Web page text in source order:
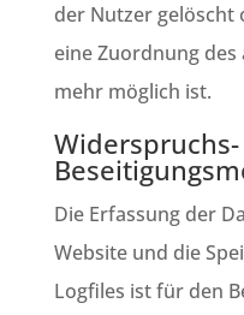
der Nutzer gelöscht
eine Zuordnung
mehr möglich ist.
Die Erfassung der
Website und die
Logfiles ist für den